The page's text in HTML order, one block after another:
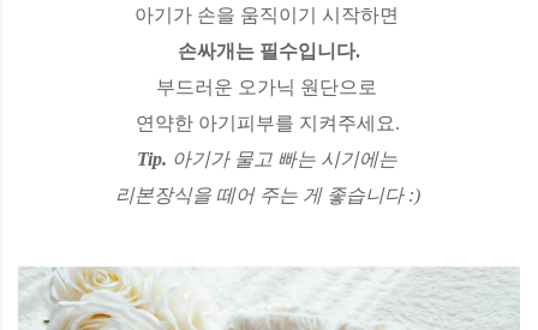
아기가 손을 움직이기 시작하면
손싸개는 필수입니다.
부드러운 오가닉 원단으로
연약한 아기피부를 지켜주세요.
Tip. 아기가 물고 빠는 시기에는
리본장식을 떼어 주는 게 좋습니다 :)